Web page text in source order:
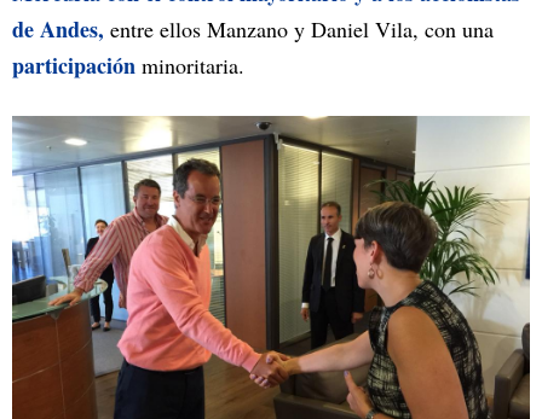
de Andes, entre ellos Manzano y Daniel Vila, con una
participación minoritaria.